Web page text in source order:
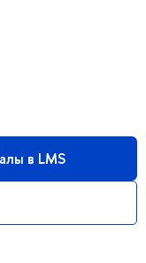
в LMS